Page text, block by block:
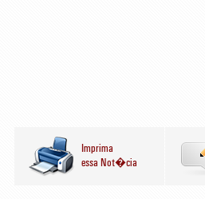
Imprima
essa Not�cia